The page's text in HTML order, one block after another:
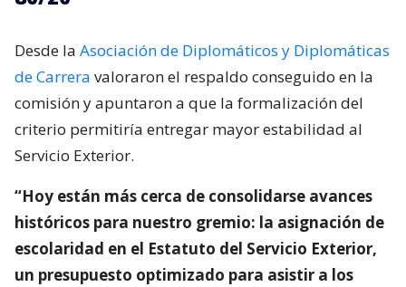
Desde la Asociación de Diplomáticos y Diplomáticas
de Carrera valoraron el respaldo conseguido en la
comisión y apuntaron a que la formalización del
criterio permitiría entregar mayor estabilidad al
Servicio Exterior.
“Hoy están más cerca de consolidarse avances
históricos para nuestro gremio: la asignación de
escolaridad en el Estatuto del Servicio Exterior,
un presupuesto optimizado para asistir a los